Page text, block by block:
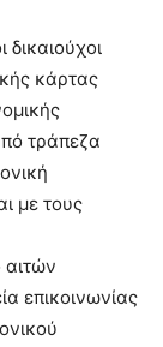
κάρτας
τράπεζα
με τους
επικοινωνίας